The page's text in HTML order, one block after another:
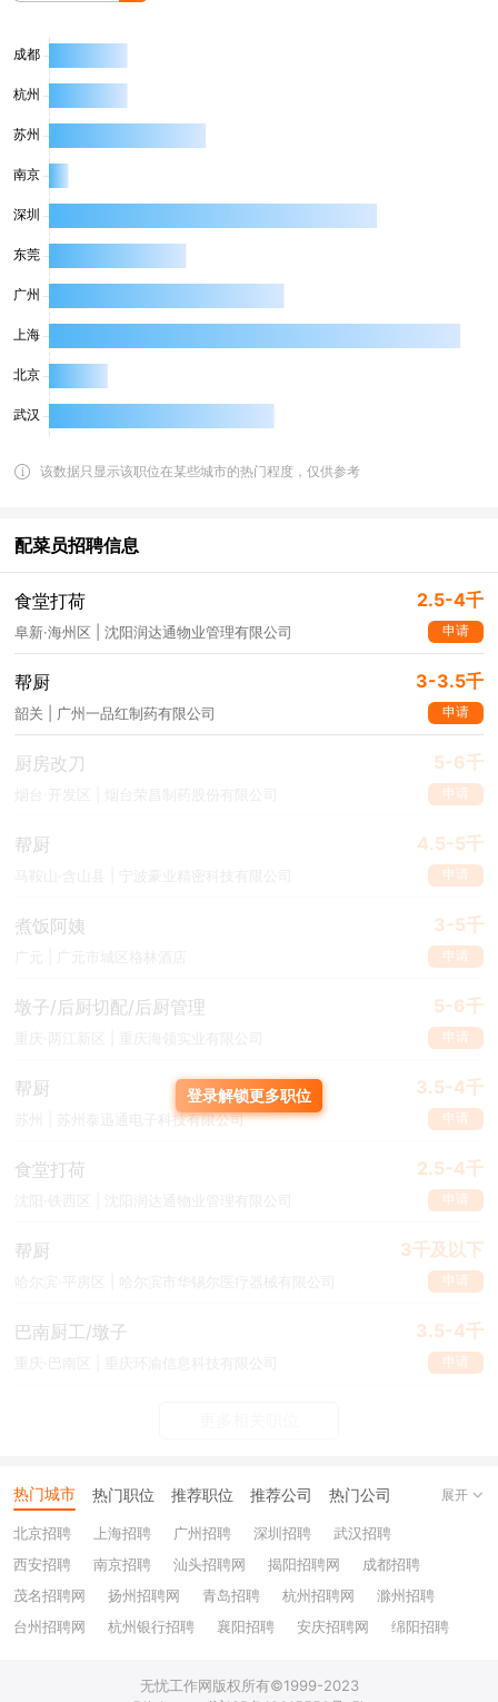
该数据只显示该职位在某些城市的热门程度，仅供参考
配菜员招聘信息
食堂打荷 2.5-4千
阜新·海州区 | 沈阳润达通物业管理有限公司 申请
帮厨 3-3.5千
韶关 | 广州一品红制药有限公司 申请
厨房改刀 5-6千
申请
帮厨 4.5-5千
申请
煮饭阿姨 3-5千
申请
墩子/后厨切配/后厨管理 5-6千
申请
帮厨 3.5-4千
苏州 | 苏州泰迅通电子科技有限公司 申请
食堂打荷 2.5-4千
申请
帮厨 3千及以下
申请
巴南厨工/墩子 3.5-4千
申请
登录解锁更多职位
热门城市 热门职位 推荐职位 推荐公司 热门公司
北京招聘 上海招聘 广州招聘 深圳招聘
武汉招聘
西安招聘
南京招聘 汕头招聘网 揭阳招聘网
成都招聘
茂名招聘网
扬州招聘网 青岛招聘 杭州招聘网
滁州招聘
台州招聘网
杭州银行招聘 襄阳招聘 安庆招聘网
绵阳招聘
上饶招聘网
展开
无忧工作网版权所有©1999-2023